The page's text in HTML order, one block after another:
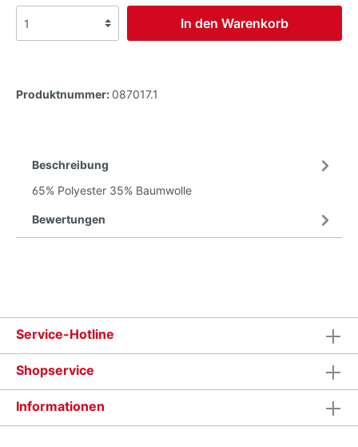
In den Warenkorb
Produktnummer: 087017.1
Beschreibung
65% Polyester 35% Baumwolle
Bewertungen
Service-Hotline
Shopservice
Informationen